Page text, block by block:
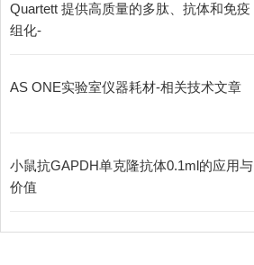
Quartett 提供高质量的多肽、抗体和免疫
组化-
AS ONE实验室仪器耗材-相关技术文章
小鼠抗GAPDH单克隆抗体0.1ml的应用与
价值